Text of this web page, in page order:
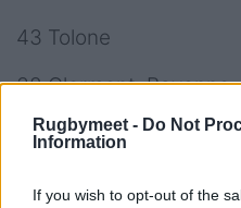
Rugbymeet - Do Not
Information
If you wish to opt-out of the
43 Tolone
38 Clermont, Bayonne
36 La Rochelle